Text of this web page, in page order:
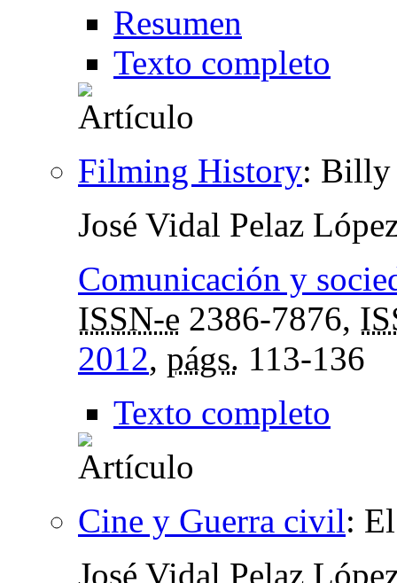
Resumen
Texto completo
Filming History: Billy
José Vidal Pelaz
Comunicación y
ISSN-e 2386-7876,
2012, págs. 113-136
Texto completo
Cine y Guerra civil:
José Vidal Pelaz